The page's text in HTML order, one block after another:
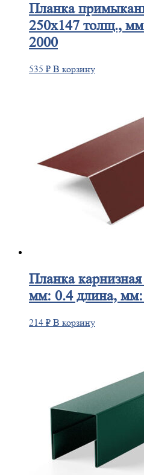
Планка
250х147 толщ.,
2000
535 ₽ В корзину
Планка
мм: 0.4 длина,
214 ₽ В корзину